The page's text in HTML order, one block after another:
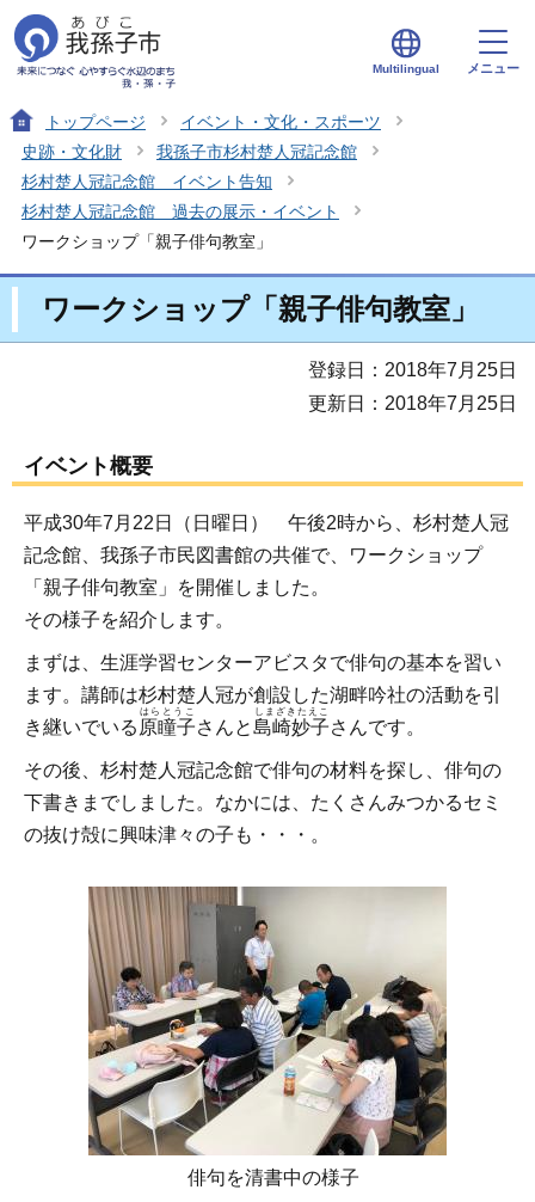
Multilingual メニュー
トップページ
イベント・文化・スポーツ
史跡・文化財
我孫子市杉村楚人冠記念館
杉村楚人冠記念館 イベント告知
杉村楚人冠記念館 過去の展示・イベント
ワークショップ「親子俳句教室」
ワークショップ「親子俳句教室」
登録日：2018年7月25日
更新日：2018年7月25日
イベント概要
平成30年7月22日（日曜日） 午後2時から、杉村楚人冠
記念館、我孫子市民図書館の共催で、ワークショップ
「親子俳句教室」を開催しました。
その様子を紹介します。
まずは、生涯学習センターアビスタで俳句の基本を習い
ます。講師は杉村楚人冠が創設した湖畔吟社の活動を引
き継いでいる 原瞳子
はらとうこ
さんと島崎妙子
しまざきたえこ
さんです。
その後、杉村楚人冠記念館で俳句の材料を探し、俳句の
下書きまでしました。なかには、たくさんみつかるセミ
の抜け殻に興味津々の子も・・・。
俳句を清書中の様子